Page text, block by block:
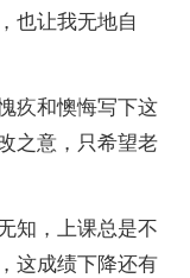
也让我无地自
疚和懊悔写下这
之意，只希望老
，上课总是不
这成绩下降还有